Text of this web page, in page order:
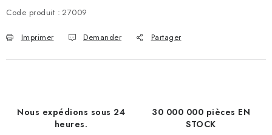
Code produit : 27009
Imprimer Demander Partager
Nous expédions sous 24
heures.
30 000 000 pièces EN
STOCK